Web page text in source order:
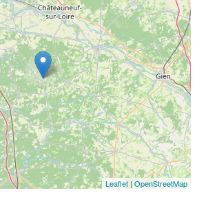
Leaflet |OpenStreetMap